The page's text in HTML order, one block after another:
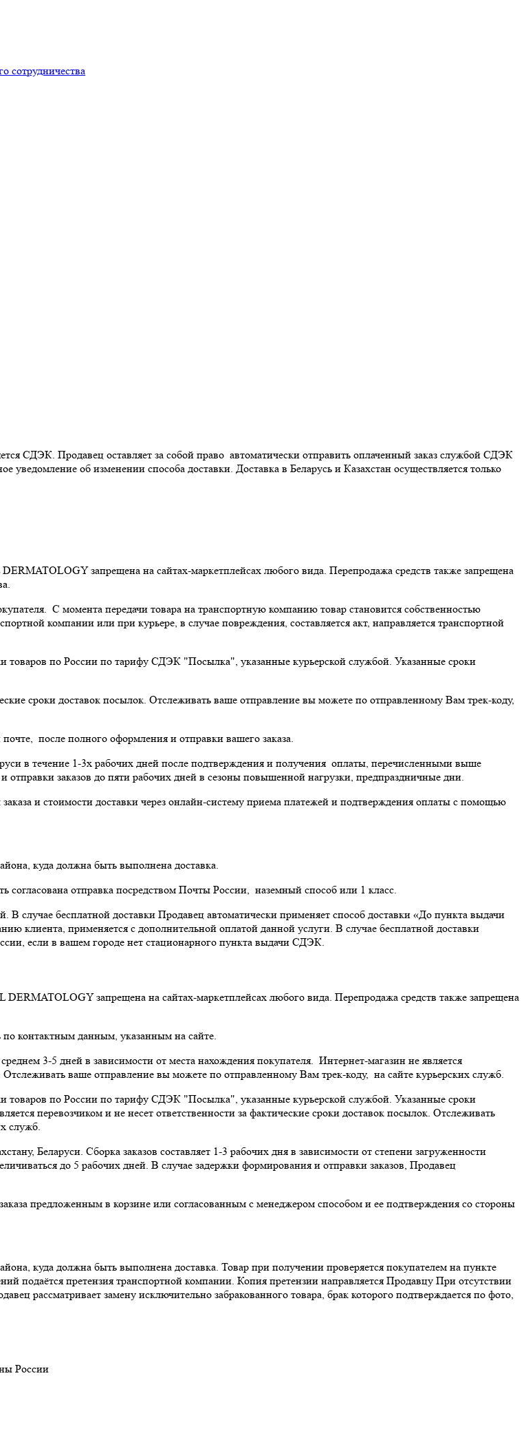
сотрудничества
СДЭК. Продавец оставляет за собой право автоматически отправить оплаченный заказ службой СДЭК
об изменении способа доставки. Доставка в Беларусь и Казахстан осуществляется только
запрещена на сайтах-маркетплейсах любого вида. Перепродажа средств также запрещена
С момента передачи товара на транспортную компанию товар становится собственностью
компании или при курьере, в случае повреждения, составляется акт, направляется транспортной
по России по тарифу СДЭК "Посылка", указанные курьерской службой. Указанные сроки
сроки доставок посылок. Отслеживать ваше отправление вы можете по отправленному Вам трек-коду,
после полного оформления и отправки вашего заказа.
в течение 1-3х рабочих дней после подтверждения и получения оплаты, перечисленными выше
заказов до пяти рабочих дней в сезоны повышенной нагрузки, предпраздничные дни.
и стоимости доставки через онлайн-систему приема платежей и подтверждения оплаты с помощью
куда должна быть выполнена доставка.
отправка посредством Почты России, наземный способ или 1 класс.
В случае бесплатной доставки Продавец автоматически применяет способ доставки «До пункта выдачи
клиента, применяется с дополнительной оплатой данной услуги. В случае бесплатной доставки
если в вашем городе нет стационарного пункта выдачи СДЭК.
запрещена на сайтах-маркетплейсах любого вида. Перепродажа средств также запрещена
по контактным данным, указанным на сайте.
3-5 дней в зависимости от места нахождения покупателя. Интернет-магазин не является
ваше отправление вы можете по отправленному Вам трек-коду, на сайте курьерских служб.
по России по тарифу СДЭК "Посылка", указанные курьерской службой. Указанные сроки
перевозчиком и не несет ответственности за фактические сроки доставок посылок. Отслеживать
служб.
Беларуси. Сборка заказов составляет 1-3 рабочих дня в зависимости от степени загруженности
до 5 рабочих дней. В случае задержки формирования и отправки заказов, Продавец
предложенным в корзине или согласованным с менеджером способом и ее подтверждения со стороны
куда должна быть выполнена доставка. Товар при получении проверяется покупателем на пункте
подаётся претензия транспортной компании. Копия претензии направляется Продавцу При отсутствии
рассматривает замену исключительно забракованного товара, брак которого подтверждается по фото,
России